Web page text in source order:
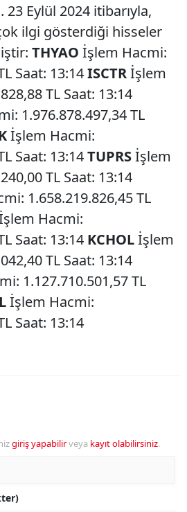
23 Eylül 2024 itibarıyla,
ilgi gösterdiği hisseler
THYAO İşlem Hacmi:
Saat: 13:14ISCTRİşlem
TL Saat: 13:14
1.976.878.497,34 TL
İşlem Hacmi:
Saat: 13:14TUPRSİşlem
TL Saat: 13:14
1.658.219.826,45 TL
Hacmi:
Saat: 13:14 KCHOLİşlem
TL Saat: 13:14
1.127.710.501,57 TL
İşlem Hacmi:
Saat: 13:14
giriş yapabilirveya kayıt olabilirsiniz.